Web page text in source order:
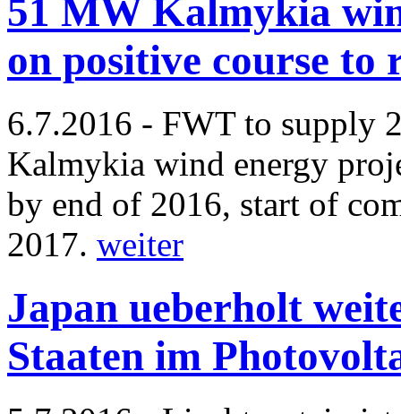
51 MW Kalmykia
on positive course to
6.7.2016 - FWT to supply
Kalmykia wind energy
by end of 2016, start of
2017. weiter
Japan ueberholt
Staaten im